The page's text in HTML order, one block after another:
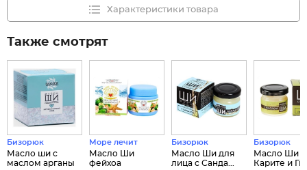
Характеристики товара
Также смотрят
Бизорюк
Масло ши с
маслом арганы
Море лечит
Масло Ши
фейхоа
Бизорюк
Масло Ши для
лица с Санда...
Бизорюк
Масло Ши
Карите и